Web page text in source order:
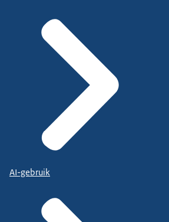
AI-gebruik